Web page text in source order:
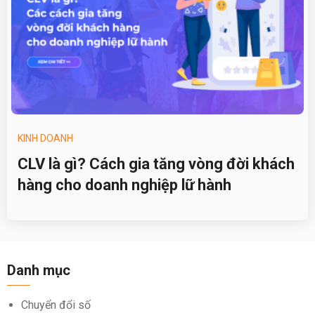
KINH DOANH
CLV là gì? Cách gia tăng vòng đời khách
hàng cho doanh nghiệp lữ hành
Danh mục
Chuyển đổi số